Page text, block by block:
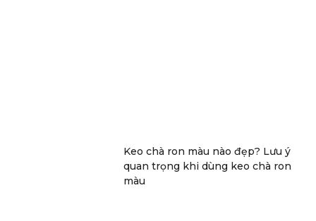
Keo chà ron màu nào đẹp? Lưu ý
quan trọng khi dùng keo chà ron
màu